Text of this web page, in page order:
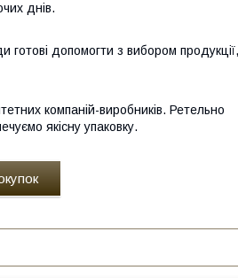
днів.
допомогти з вибором продукції,
компаній-виробників. Ретельно
якісну упаковку.